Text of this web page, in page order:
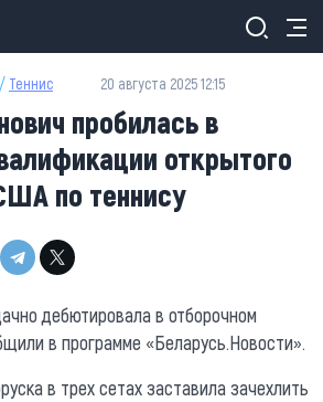
/ Теннис 20 августа 2025 12:15
пробилась в
открытого
по теннису
дебютировала в отборочном
в программе «Беларусь.Новости».
в трех сетах заставила зачехлить